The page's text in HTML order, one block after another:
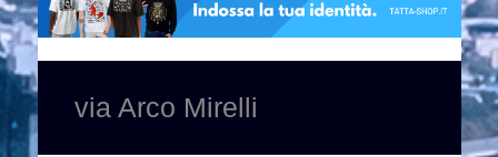
via Arco Mirelli